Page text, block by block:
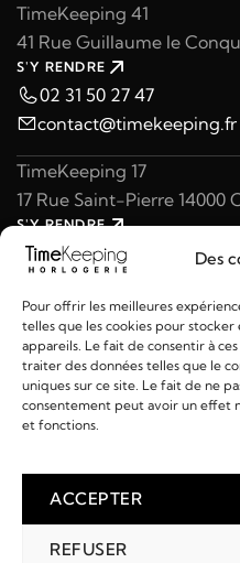
Des
Pour offrir les meilleures
telles que les cookies pour
appareils. Le fait de consentir à
traiter des données telles que le
uniques sur ce site. Le fait de ne
consentement peut avoir un effet
et fonctions.
ACCEPTER
REFUSER
TimeKeeping 41
41 Rue Guillaume le
S'Y RENDRE
02 31 50 27 47
contact@timekeeping.fr
TimeKeeping 17
17 Rue Saint-Pierre 14000
S'Y RENDRE
02 31 47 49 97
contact@timekeeping.fr
Liens utiles
2026 © TIMEKEEPING - Réalisé